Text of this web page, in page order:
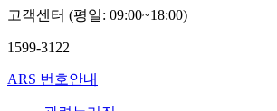
고객센터 (평일: 09:00~18:00)
1599-3122
ARS 번호안내